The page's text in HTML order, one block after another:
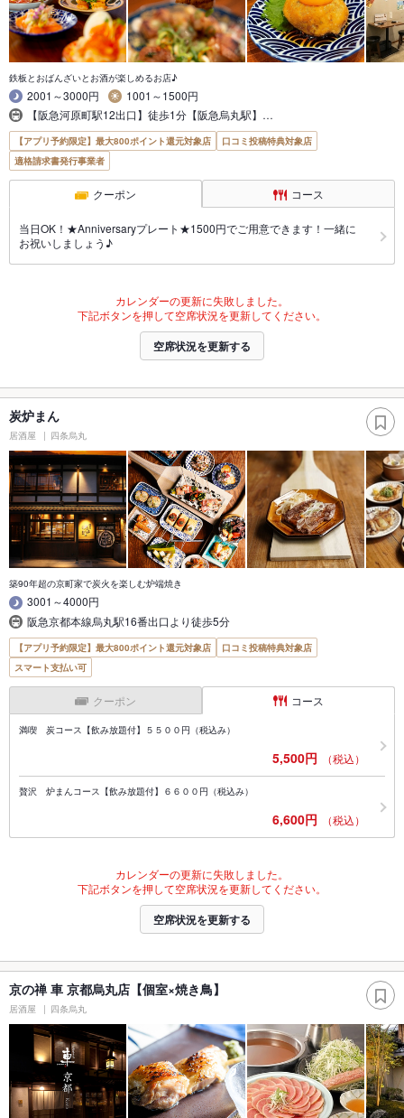
鉄板とおばんざいとお酒が楽しめるお店♪
2001～3000円
1001～1500円
【阪急河原町駅12出口】徒歩1分【阪急烏丸駅】…
【アプリ予約限定】最大800ポイント還元対象店
口コミ投稿特典対象店
適格請求書発行事業者
クーポン コース
当日OK！★Anniversaryプレート★1500円でご用意できます！一緒に
お祝いしましょう♪
カレンダーの更新に失敗しました。
下記ボタンを押して空席状況を更新してください。
空席状況を更新する
炭炉まん
居酒屋 四条烏丸
築90年超の京町家で炭火を楽しむ炉端焼き
3001～4000円
阪急京都本線烏丸駅16番出口より徒歩5分
【アプリ予約限定】最大800ポイント還元対象店
口コミ投稿特典対象店
スマート支払い可
クーポン コース
満喫 炭コース【飲み放題付】５５００円（税込み）
5,500円 （税込）
贅沢 炉まんコース【飲み放題付】６６００円（税込み）
6,600円 （税込）
カレンダーの更新に失敗しました。
下記ボタンを押して空席状況を更新してください。
空席状況を更新する
京の禅 車 京都烏丸店【個室×焼き鳥】
居酒屋 四条烏丸